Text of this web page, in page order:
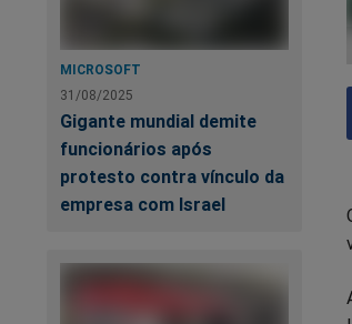
MICROSOFT
31/08/2025
Gigante mundial demite
funcionários após
protesto contra vínculo da
empresa com Israel